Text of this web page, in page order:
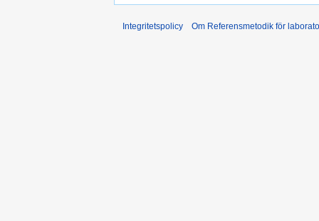
Integritetspolicy Om Referensmetodik för